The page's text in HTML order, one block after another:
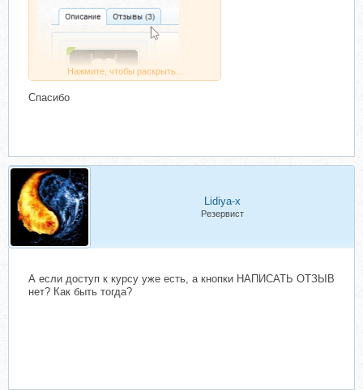
Нажмите, чтобы раскрыть...
Спасибо
Lidiya-x
Резервист
А если доступ к курсу уже есть, а кнопки НАПИСАТЬ ОТЗЫВ
нет? Как быть тогда?